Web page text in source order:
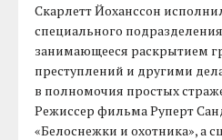
Скарлетт Йоханссон
специального
занимающееся раскрытием
преступлений и другими
в полномочия простых
Режиссер фильма Руперт
«Белоснежки и охотника», а